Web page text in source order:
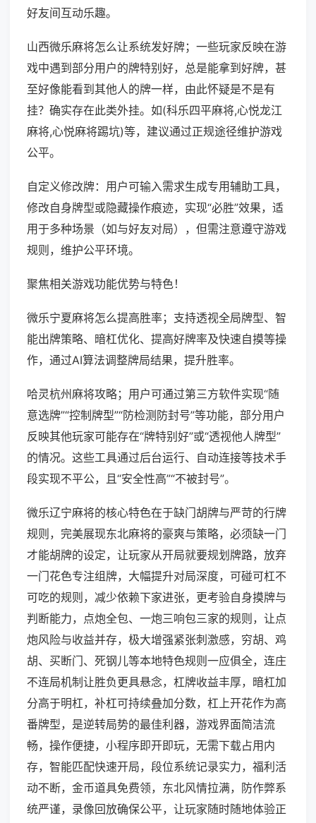
好友间互动乐趣。
山西微乐麻将怎么让系统发好牌；一些玩家反映在游
戏中遇到部分用户的牌特别好，总是能拿到好牌，甚
至好像能看到其他人的牌一样，由此怀疑是不是有
挂？确实存在此类外挂。如(科乐四平麻将,心悦龙江
麻将,心悦麻将踢坑)等，建议通过正规途径维护游戏
公平。
自定义修改牌：用户可输入需求生成专用辅助工具，
修改自身牌型或隐藏操作痕迹，实现“必胜”效果，适
用于多种场景（如与好友对局），但需注意遵守游戏
规则，维护公平环境。
聚焦相关游戏功能优势与特色！
微乐宁夏麻将怎么提高胜率；支持透视全局牌型、智
能出牌策略、暗杠优化、提高好牌率及快速自摸等操
作，通过AI算法调整牌局结果，提升胜率。
哈灵杭州麻将攻略；用户可通过第三方软件实现“随
意选牌”“控制牌型”“防检测防封号”等功能，部分用户
反映其他玩家可能存在“牌特别好”或“透视他人牌型”
的情况。这些工具通过后台运行、自动连接等技术手
段实现不平公，且“安全性高”“不被封号”。
微乐辽宁麻将的核心特色在于缺门胡牌与严苛的行牌
规则，完美展现东北麻将的豪爽与策略，必须缺一门
才能胡牌的设定，让玩家从开局就要规划牌路，放弃
一门花色专注组牌，大幅提升对局深度，可碰可杠不
可吃的规则，减少依赖下家进张，更考验自身摸牌与
判断能力，点炮全包、一炮三响包三家的规则，让点
炮风险与收益并存，极大增强紧张刺激感，穷胡、鸡
胡、买断门、死钢儿等本地特色规则一应俱全，连庄
不连局机制让胜负更具悬念，杠牌收益丰厚，暗杠加
分高于明杠，补杠可持续叠加分数，杠上开花作为高
番牌型，是逆转局势的最佳利器，游戏界面简洁流
畅，操作便捷，小程序即开即玩，无需下载占用内
存，智能匹配快速开局，段位系统记录实力，福利活
动不断，金币道具免费领，东北风情拉满，防作弊系
统严谨，录像回放确保公平，让玩家随时随地体验正